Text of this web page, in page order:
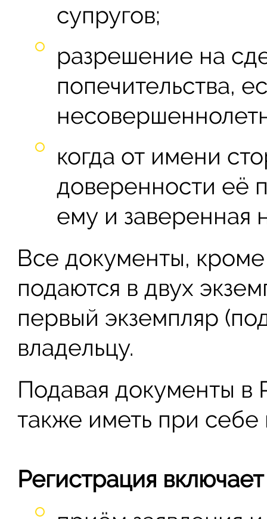
супругов;
разрешение на
попечительства,
когда от имени
доверенности её
ему и заверенная
Все документы,
подаются в двух
первый экземпляр
владельцу.
Подавая документы в
также иметь при себе
Регистрация